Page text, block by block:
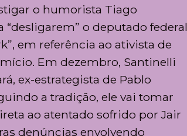
o humorista Tiago
o deputado federal
em referência ao ativista de
Em dezembro, Santinelli
ex-estrategista de Pablo
a tradição, ele vai tomar
ao atentado sofrido por Jair
denúncias envolvendo